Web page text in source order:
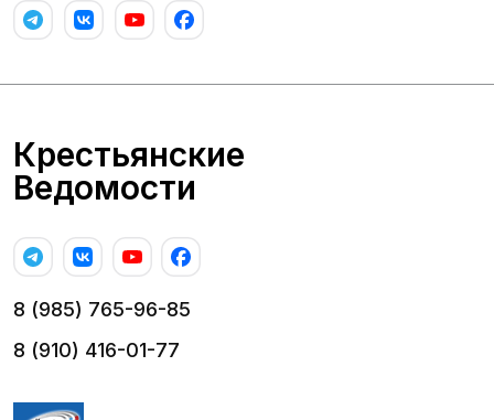
Крестьянские
Ведомости
8 (985) 765-96-85
8 (910) 416-01-77